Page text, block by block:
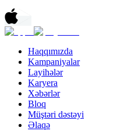
Haqqımızda
Kampaniyalar
Layihələr
Karyera
Xəbərlər
Bloq
Müştəri dəstəyi
Əlaqə